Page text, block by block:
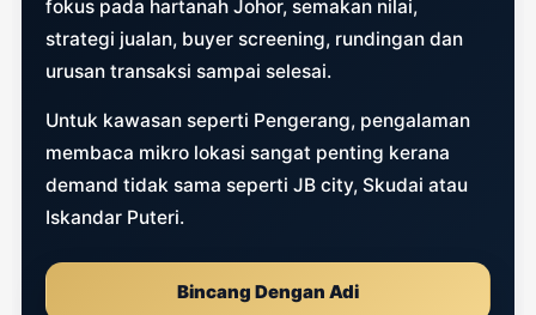
fokus pada hartanah Johor, semakan nilai,
strategi jualan, buyer screening, rundingan dan
urusan transaksi sampai selesai.
Untuk kawasan seperti Pengerang, pengalaman
membaca mikro lokasi sangat penting kerana
demand tidak sama seperti JB city, Skudai atau
Iskandar Puteri.
Bincang Dengan Adi